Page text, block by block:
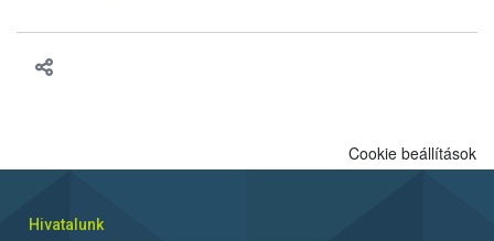
gazdasági haszonállatok jólétének elősegítése volt az európai
meg tapasztalatait a gazdasági haszonállatok jólétének
Cookie beállítások
Hivatalunk